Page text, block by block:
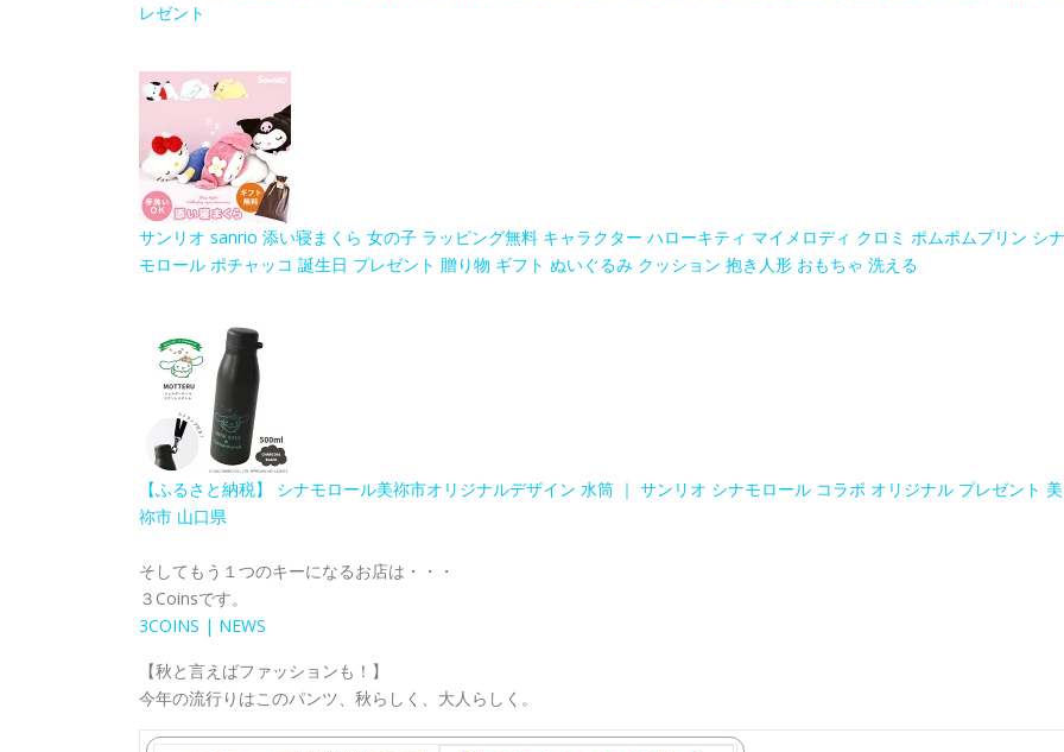
レゼント
サンリオ sanrio 添い寝まくら 女の子 ラッピング無料 キャラクター ハローキティ マイメロディ クロミ ポムポムプリン シナ
モロール ポチャッコ 誕生日 プレゼント 贈り物 ギフト ぬいぐるみ クッション 抱き人形 おもちゃ 洗える
【ふるさと納税】 シナモロール美祢市オリジナルデザイン 水筒 ｜ サンリオ シナモロール コラボ オリジナル プレゼント 美
祢市 山口県
そしてもう１つのキーになるお店は・・・
３Coinsです。
3COINS | NEWS
【秋と言えばファッションも！】
今年の流行りはこのパンツ、秋らしく、大人らしく。​